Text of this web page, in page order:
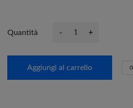
Quantità - +
Aggiungi al carrello 0